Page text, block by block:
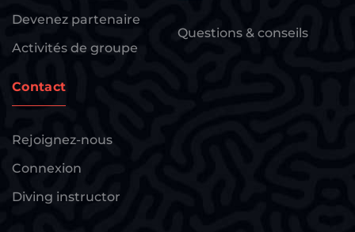
Devenez partenaire
Activités de groupe
Questions & conseils
Contact
Rejoignez-nous
Connexion
Diving instructor